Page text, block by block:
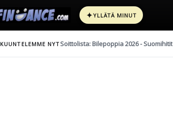
✦YLLÄTÄ MINUT
KUUNTELEMME NYT Soittolista: Bilepoppia 2026 - Suomihitit